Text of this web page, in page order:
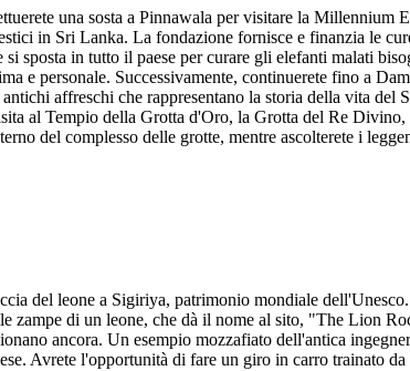
una sosta a Pinnawala per visitare la Millennium
in Sri Lanka. La fondazione fornisce e finanzia le
sposta in tutto il paese per curare gli elefanti malati
e personale. Successivamente, continuerete fino a
affreschi che rappresentano la storia della vita del
al Tempio della Grotta d'Oro, la Grotta del Re
del complesso delle grotte, mentre ascolterete i
del leone a Sigiriya, patrimonio mondiale
zampe di un leone, che dà il nome al sito, "The Lion
ancora. Un esempio mozzafiato dell'antica
Avrete l'opportunità di fare un giro in carro trainato